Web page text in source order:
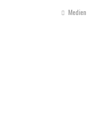
Medien